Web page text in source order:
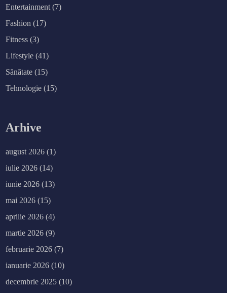
Entertainment (7)
Fashion (17)
Fitness (3)
Lifestyle (41)
Sănătate (15)
Tehnologie (15)
Arhive
august 2026 (1)
iulie 2026 (14)
iunie 2026 (13)
mai 2026 (15)
aprilie 2026 (4)
martie 2026 (9)
februarie 2026 (7)
ianuarie 2026 (10)
decembrie 2025 (10)